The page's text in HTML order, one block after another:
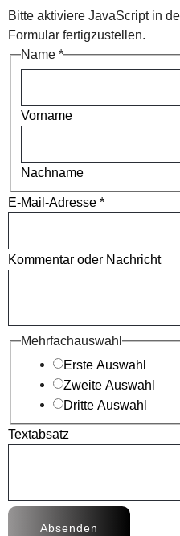
Bitte aktiviere JavaScript in
Formular fertigzustellen.
Name *
Vorname
Nachname
E-Mail-Adresse *
Kommentar oder Nachricht
Textabsatz
Nachricht
Mehrfachauswahl
Erste Auswahl
Zweite Auswahl
Dritte Auswahl
Textabsatz
Absenden